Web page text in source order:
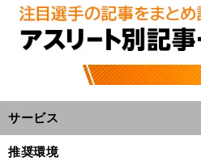
サービス
推奨環境